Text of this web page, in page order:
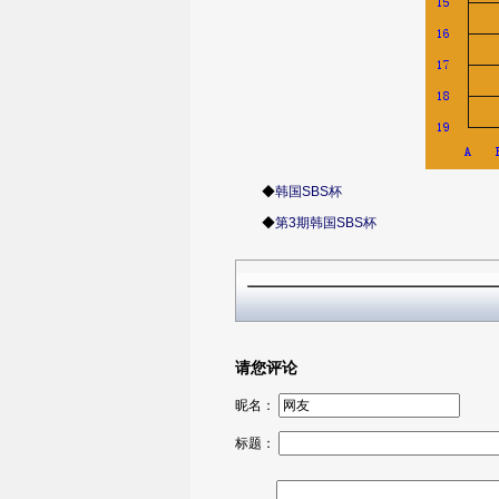
◆韩国SBS杯
◆第3期韩国SBS杯
请您评论
昵名：
标题：